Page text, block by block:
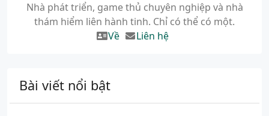
Nhà phát triển, game thủ chuyên nghiệp và nhà
thám hiểm liên hành tinh. Chỉ có thể có một.
Về
Liên hệ
Bài viết nổi bật